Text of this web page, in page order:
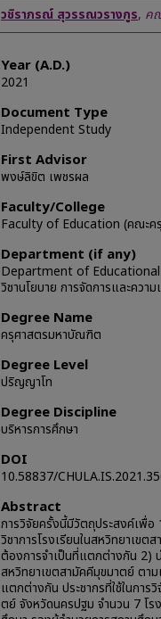
Author
วชิราภรณ์ สุวรรณวรางกูร, ค
Year (A.D.)
2021
Document Type
Independent Study
First Advisor
พงษ์ลิขิต เพชรผล
Faculty/College
Faculty of Education (คณะค
Department (if any)
Department of
วิชานโยบาย การจัดการและควา
Degree Name
ครุศาสตรมหาบัณฑิต
Degree Level
ปริญญาโท
Degree Discipline
บริหารการศึกษา
DOI
10.58837/
Abstract
การวิจัยครั้งนี้มีวัตถุประสงค์เพื่
วิชาการโรงเรียนในสหวิทยาเข
ต้องการจำเป็นที่แตกต่างกัน 2)
สหวิทยาเขตสามัคคีมุขมาตย์ ตา
แตกต่างกัน ประชากรที่ใช้ในการ
ตย์ จังหวัดนครปฐม จำนวน 7 โร